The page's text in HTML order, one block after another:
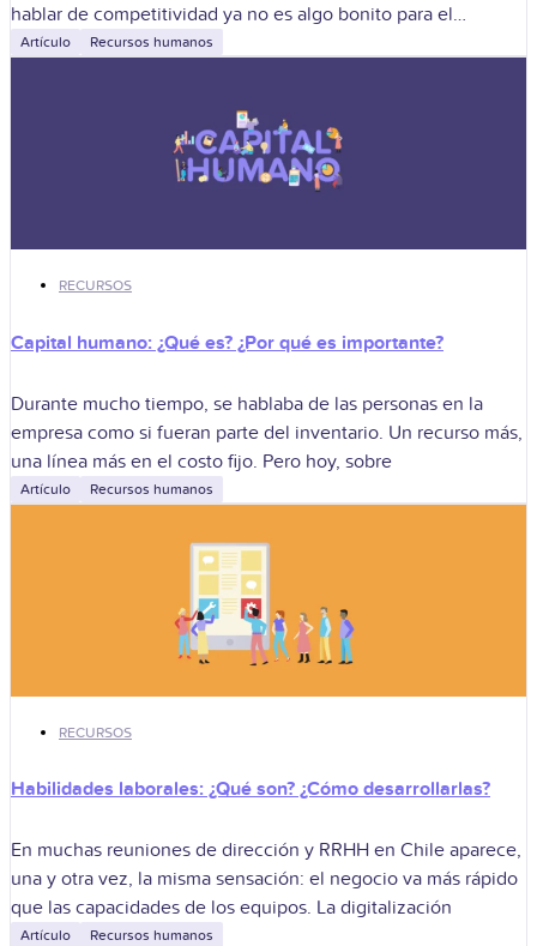
hablar de competitividad ya no es algo bonito para el
discurso
Artículo Recursos humanos
RECURSOS
Capital humano: ¿Qué es? ¿Por qué es importante?
Durante mucho tiempo, se hablaba de las personas en la
empresa como si fueran parte del inventario. Un recurso más,
una línea más en el costo fijo. Pero hoy, sobre
Artículo Recursos humanos
RECURSOS
Habilidades laborales: ¿Qué son? ¿Cómo desarrollarlas?
En muchas reuniones de dirección y RRHH en Chile aparece,
una y otra vez, la misma sensación: el negocio va más rápido
que las capacidades de los equipos. La digitalización
Artículo Recursos humanos